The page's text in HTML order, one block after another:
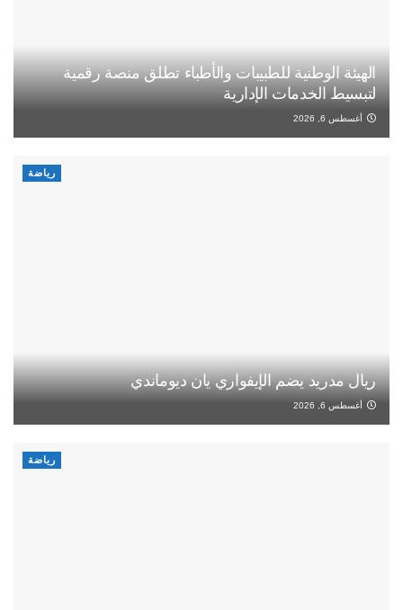
الهيئة الوطنية للطبيبات والأطباء تطلق منصة رقمية
لتبسيط الخدمات الإدارية
أغسطس 6, 2026
رياضة
ريال مدريد يضم الإيفواري يان ديوماندي
أغسطس 6, 2026
رياضة